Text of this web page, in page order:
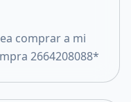
comprar a mi
2664208088*